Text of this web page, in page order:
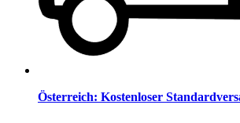
Österreich: Kostenloser